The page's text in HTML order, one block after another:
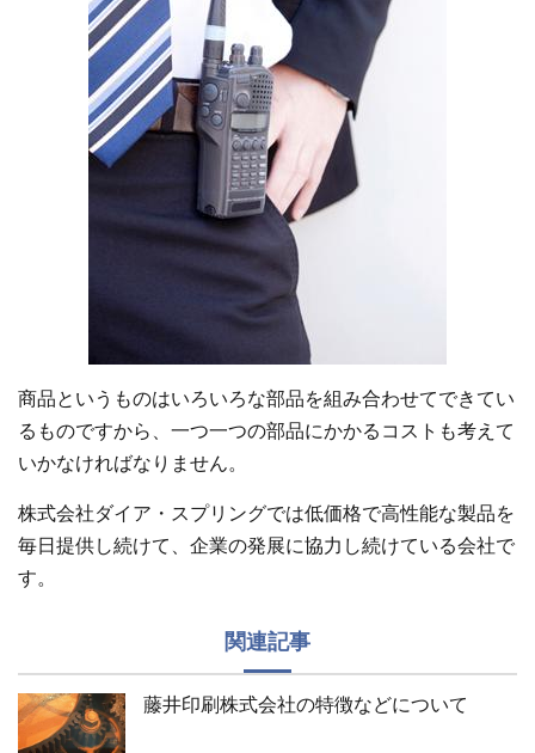
商品というものはいろいろな部品を組み合わせてできてい
るものですから、一つ一つの部品にかかるコストも考えて
いかなければなりません。
株式会社ダイア・スプリングでは低価格で高性能な製品を
毎日提供し続けて、企業の発展に協力し続けている会社で
す。
関連記事
藤井印刷株式会社の特徴などについて